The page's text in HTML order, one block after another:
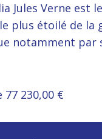
Jules Verne est
plus étoilé de la
notamment par
230,00 €